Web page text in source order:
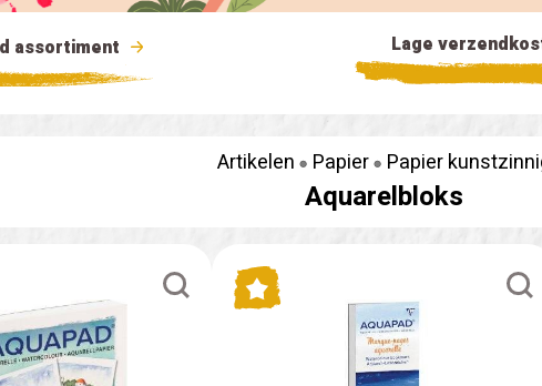
assortiment Lage
Artikelen Papier Papier
Aquarelbloks